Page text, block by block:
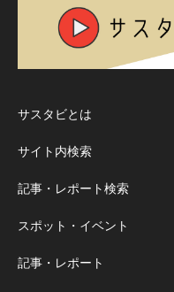
サスタビとは
サイト内検索
記事・レポート検索
スポット・イベント
記事・レポート